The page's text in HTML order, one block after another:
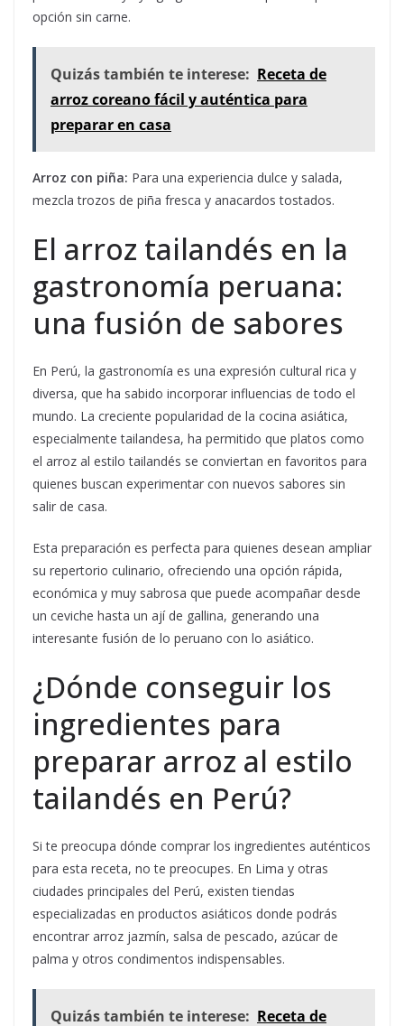
opción sin carne.
Quizás también te interese: Receta de
arroz coreano fácil y auténtica para
preparar en casa
Arroz con piña: Para una experiencia dulce y salada,
mezcla trozos de piña fresca y anacardos tostados.
El arroz tailandés en la
gastronomía peruana:
una fusión de sabores
En Perú, la gastronomía es una expresión cultural rica y
diversa, que ha sabido incorporar influencias de todo el
mundo. La creciente popularidad de la cocina asiática,
especialmente tailandesa, ha permitido que platos como
el arroz al estilo tailandés se conviertan en favoritos para
quienes buscan experimentar con nuevos sabores sin
salir de casa.
Esta preparación es perfecta para quienes desean ampliar
su repertorio culinario, ofreciendo una opción rápida,
económica y muy sabrosa que puede acompañar desde
un ceviche hasta un ají de gallina, generando una
interesante fusión de lo peruano con lo asiático.
¿Dónde conseguir los
ingredientes para
preparar arroz al estilo
tailandés en Perú?
Si te preocupa dónde comprar los ingredientes auténticos
para esta receta, no te preocupes. En Lima y otras
ciudades principales del Perú, existen tiendas
especializadas en productos asiáticos donde podrás
encontrar arroz jazmín, salsa de pescado, azúcar de
palma y otros condimentos indispensables.
Quizás también te interese: Receta de